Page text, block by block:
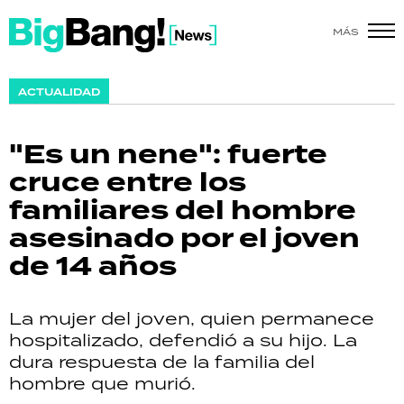
MÁS
ACTUALIDAD
"Es un nene": fuerte
cruce entre los
familiares del hombre
asesinado por el joven
de 14 años
La mujer del joven, quien permanece
hospitalizado, defendió a su hijo. La
dura respuesta de la familia del
hombre que murió.
SHOW
ACTUALIDAD
POLICIALES
ECONOMÍA
SALUD
DEPORTES